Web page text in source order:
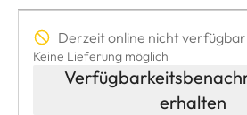
Derzeit online nicht verfügbar
Keine Lieferung möglich
erhalten